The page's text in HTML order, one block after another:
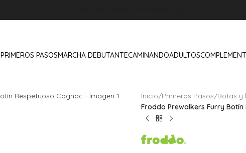
PRIMEROS PASOSMARCHA DEBUTANTECAMINANDOADULTOS
Inicio/Primeros Pasos/Botas y
Froddo Prewalkers Furry Botín